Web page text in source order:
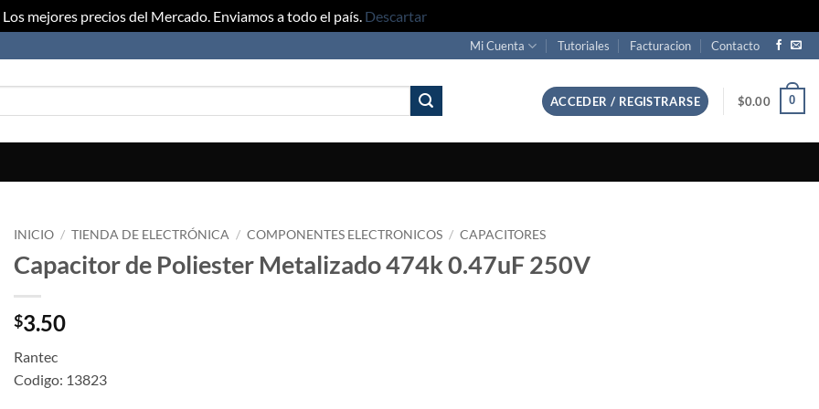
Los mejores precios del Mercado. Enviamos a todo el país. Descartar
Mi Cuenta Tutoriales Facturacion Contacto
ACCEDER / REGISTRARSE $0.00 0
INICIO / TIENDA DE ELECTRÓNICA / COMPONENTES ELECTRONICOS / CAPACITORES
Capacitor de Poliester Metalizado 474k 0.47uF 250V
$3.50
Rantec
Codigo: 13823